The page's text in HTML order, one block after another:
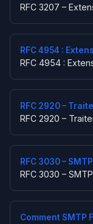
RFC 3207 –
RFC 4954 :
RFC 4954 :
RFC 2920 –
RFC 2920 –
RFC 3030 –
RFC 3030 –
Comment SMTP